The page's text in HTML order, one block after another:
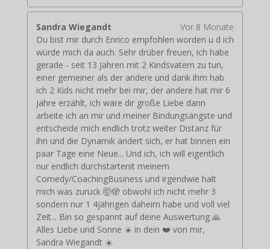
Sandra Wiegandt
Vor 8 Monate
Du bist mir durch Enrico empfohlen worden u d ich
würde mich da auch. Sehr drüber freuen, ich habe
gerade - seit 13 Jahren mit 2 Kindsvatern zu tun,
einer gemeiner als der andere und dank ihm hab
ich 2 Kids nicht mehr bei mir, der andere hat mir 6
Jahre erzählt, ich wäre dir große Liebe dann
arbeite ich an mir und meiner Bindungsängste und
entscheide mich endlich trotz weiter Distanz für
ihn und die Dynamik ändert sich, er hat binnen ein
paar Tage eine Neue... Und ich, ich will eigentlich
nur endlich durchstartenit meinem
Comedy/CoachingBusiness und irgendwie halt
mich was zurück 🤯🫣 obwohl ich nicht mehr 3
sondern nur 1 4jährigen daheim habe und voll viel
Zeit... Bin so gespannt auf deine Auswertung 🙏
Alles Liebe und Sonne ☀️ in dein ❤️ von mir,
Sandra Wiegandt ☀️